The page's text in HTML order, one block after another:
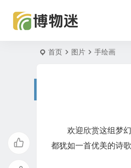
首页 图片 手绘画
欢迎欣赏这组梦
都犹如一首优美的诗